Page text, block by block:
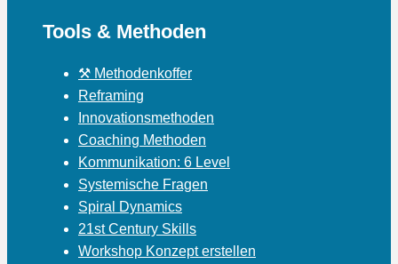
Tools & Methoden
⚒ Methodenkoffer
Reframing
Innovationsmethoden
Coaching Methoden
Kommunikation: 6 Level
Systemische Fragen
Spiral Dynamics
21st Century Skills
Workshop Konzept erstellen